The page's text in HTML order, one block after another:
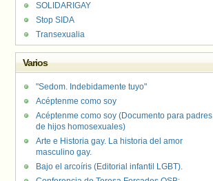
SOLIDARIGAY
Stop SIDA
Transexualia
Varios
"Sedom. Indebidamente tuyo"
Acéptenme como soy
Acéptenme como soy (Documento para padres
de hijos homosexuales)
Arte e Historia gay. La historia del amor
masculino gay.
Bajo el arcoíris (Editorial infantil LGBT).